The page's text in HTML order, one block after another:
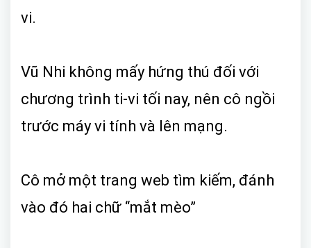
vi.
Vũ Nhi không mấy hứng thú đối với
chương trình ti-vi tối nay, nên cô ngồi
trước máy vi tính và lên mạng.
Cô mở một trang web tìm kiếm, đánh
vào đó hai chữ “mắt mèo”